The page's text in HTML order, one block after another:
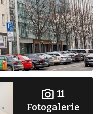
11
Fotogalerie